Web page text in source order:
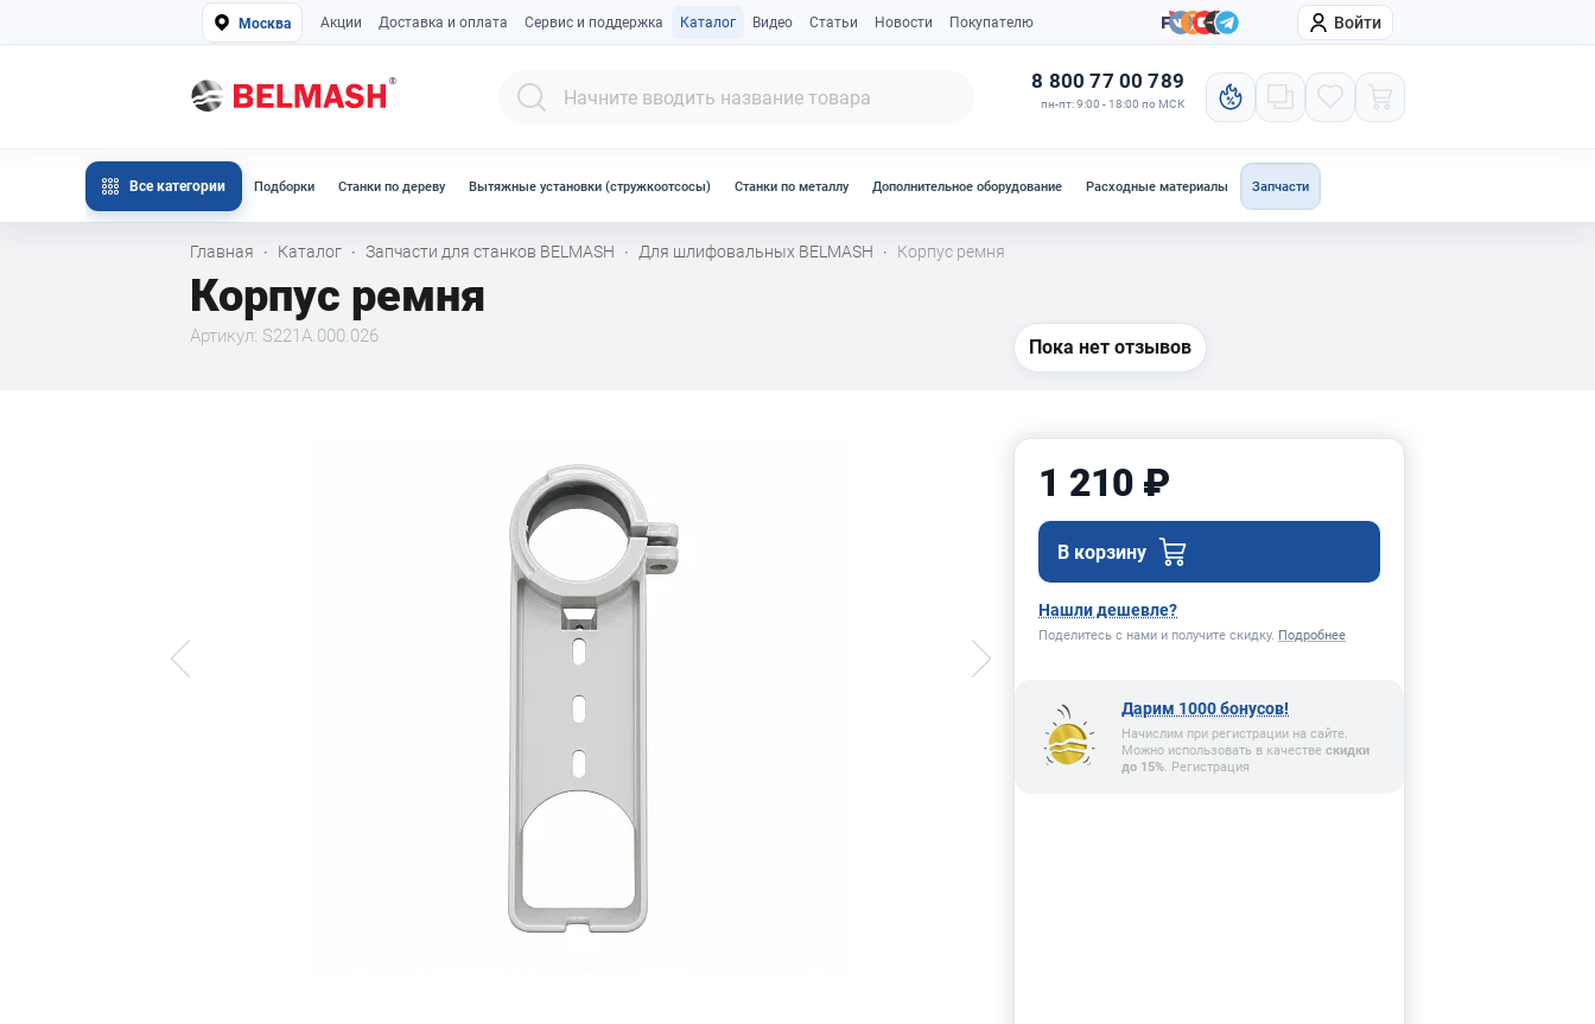
Москва Акции Доставка и оплата Сервис и поддержка Каталог Видео Статьи Новости Покупателю Компания Войти
8 800 77 00 789
пн-пт: 9:00 - 18:00 по МСК
Все категории Подборки Станки по дереву Вытяжные установки (стружкоотсосы) Станки по металлу Дополнительное оборудование Расходные материалы Запчасти
Главная · Каталог · Запчасти для станков BELMASH · Для шлифовальных BELMASH · Корпус ремня
Корпус ремня
Артикул: S221A.000.026 Пока нет отзывов
1 210 ₽
В корзину
Нашли дешевле?
Поделитесь с нами и получите скидку. Подробнее
Дарим 1000 бонусов!
Начислим при регистрации на сайте.
Можно использовать в качестве скидки
до 15%. Регистрация